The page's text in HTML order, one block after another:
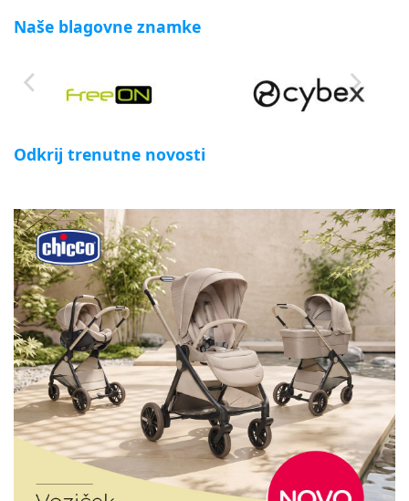
Naše blagovne znamke
Odkrij trenutne novosti